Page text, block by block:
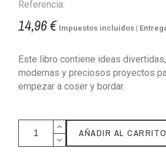
Referencia:
14,96 € Impuestos incluidos |
Este libro contiene ideas
modernas y preciosos proyectos
empezar a coser y bordar.
AÑADIR AL CARRITO